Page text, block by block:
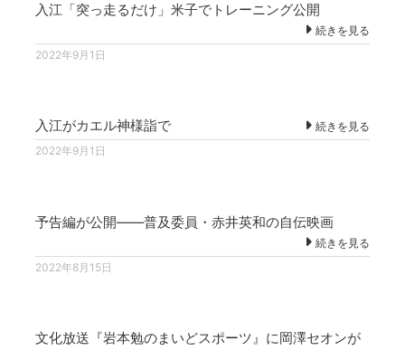
入江「突っ走るだけ」米子でトレーニング公開
続きを見る
2022年9月1日
入江がカエル神様詣で 続きを見る
2022年9月1日
予告編が公開――普及委員・赤井英和の自伝映画
続きを見る
2022年8月15日
文化放送『岩本勉のまいどスポーツ』に岡澤セオンが